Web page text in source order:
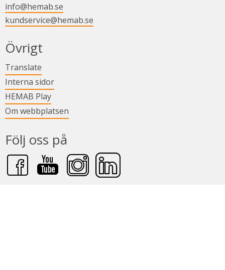
info@hemab.se
kundservice@hemab.se
Övrigt
Translate
Interna sidorLänk till annan webbplats.
HEMAB PlayLänk till annan webbplats.
Om webbplatsen
Följ oss på